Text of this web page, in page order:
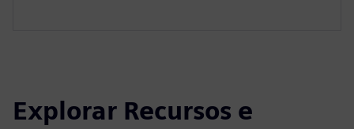
Explorar Recursos e